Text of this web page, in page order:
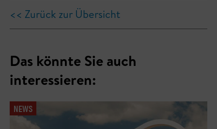
<< Zurück zur Übersicht
Das könnte Sie auch
interessieren:
NEWS